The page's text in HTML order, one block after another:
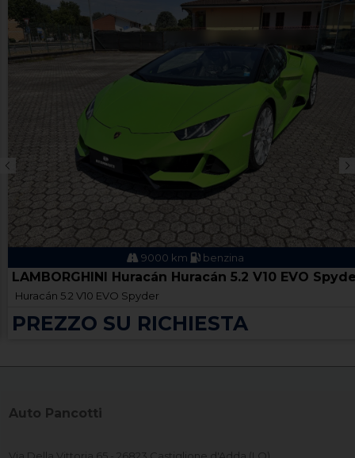
9000 km benzina
LAMBORGHINI Huracán Huracán 5.2 V10 EVO
Huracán 5.2 V10 EVO Spyder
PREZZO SU RICHIESTA
Auto Pancotti
Via Della Vittoria 65 - 26823 Castiglione d'Adda (LO)